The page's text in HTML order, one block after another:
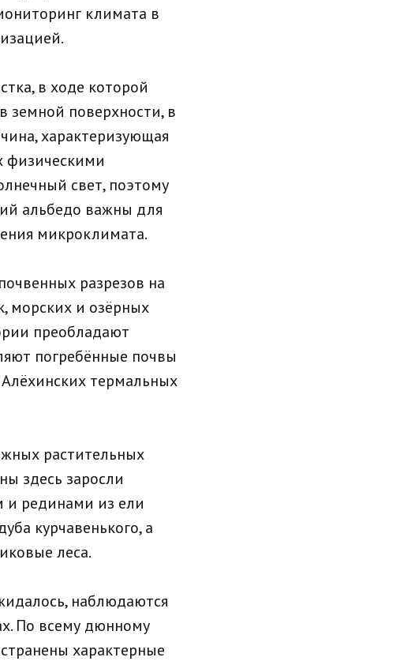
климата в
в ходе которой
земной поверхности, в
характеризующая
физическими
свет, поэтому
альбедо важны для
микроклимата.
разрезов на
морских и озёрных
преобладают
погребённые почвы
термальных
растительных
здесь заросли
и рединами из ели
курчавенького, а
леса.
наблюдаются
По всему дюнному
характерные